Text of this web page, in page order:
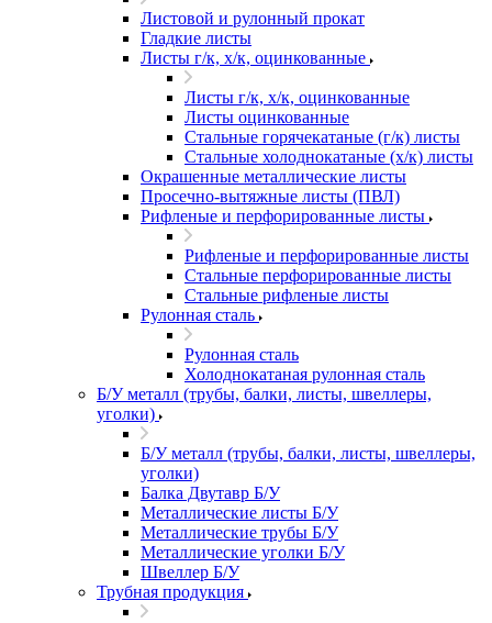
Листовой и рулонный прокат
Гладкие листы
Листы г/к, х/к, оцинкованные
Листы г/к, х/к, оцинкованные
Листы оцинкованные
Стальные горячекатаные (г/к) листы
Стальные холоднокатаные (х/к) листы
Окрашенные металлические листы
Просечно-вытяжные листы (ПВЛ)
Рифленые и перфорированные листы
Рифленые и перфорированные листы
Стальные перфорированные листы
Стальные рифленые листы
Рулонная сталь
Рулонная сталь
Холоднокатаная рулонная сталь
Б/У металл (трубы, балки, листы, швеллеры,
уголки)
Б/У металл (трубы, балки, листы, швеллеры,
уголки)
Балка Двутавр Б/У
Металлические листы Б/У
Металлические трубы Б/У
Металлические уголки Б/У
Швеллер Б/У
Трубная продукция